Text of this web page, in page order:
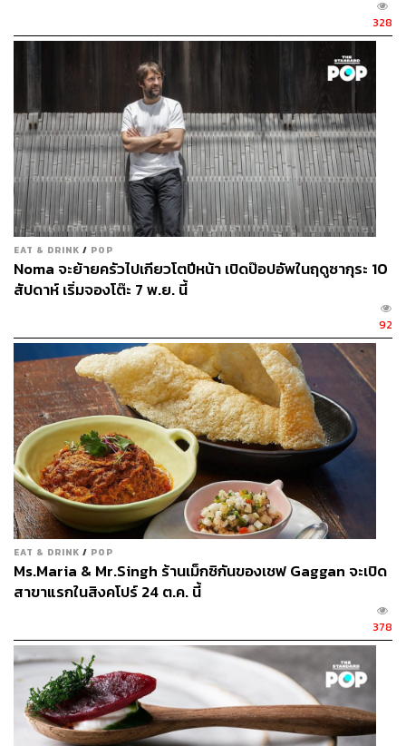
The Vibe
ตึกสองคูหาทาทับด้วยสีชมพูและสี
เหลืองสด ตั้งอยู่ฝั่งตรงข้ามร้านอาหาร
อันดับ 1 ของเอเชีย Gaggan ภายใน
ตกแต่งเรียบหรู แต่ก็ไม่ถึงกับเป็นร้าน
อาหารปูผ้าขาว มีความเก๋ในลูกเล่นการ
เนี้ยบ แต่ดูเก๋ รวมถึงโครงสร้างบ้านเก่าที่
ทำให้ตัวร้านมีความสลับซับซ้อน มุมที่
สวยที่สุดเป็นโต๊ะยาวที่มีฉากหลังเป็นภาพ
วาดหญิงสาว ซึ่งเราเดาเอาเองว่าเป็น
เชฟการิมากระมัง
328
EAT & DRINK / POP
Noma จะย้ายครัวไปเกียวโตปีหน้า เปิดป๊อปอัพในฤดูซากุระ 10
สัปดาห์ เริ่มจองโต๊ะ 7 พ.ย. นี้
92
EAT & DRINK / POP
Ms.Maria & Mr.Singh ร้านเม็กซิกันของเชฟ Gaggan จะเปิด
สาขาแรกในสิงคโปร์ 24 ต.ค. นี้
378